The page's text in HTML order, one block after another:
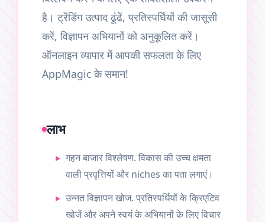
है। ट्रेंडिंग उत्पाद ढूंढें, प्रतिस्पर्धियों की जासूसी
करें, विज्ञापन अभियानों को अनुकूलित करें।
ऑनलाइन व्यापार में आपकी सफलता के लिए
AppMagic के समान!
लाभ
गहन बाजार विश्लेषण. विकास की उच्च क्षमता
वाली प्रवृत्तियों और niches का पता लगाएं।
उन्नत विज्ञापन खोज. प्रतिस्पर्धियों के क्रिएटिव
खोजें और अपने स्वयं के अभियानों के लिए विचार